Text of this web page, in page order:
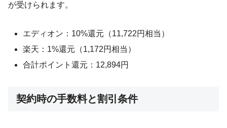
が受けられます。
エディオン：10%還元（11,722円相当）
楽天：1%還元（1,172円相当）
合計ポイント還元：12,894円
契約時の手数料と割引条件